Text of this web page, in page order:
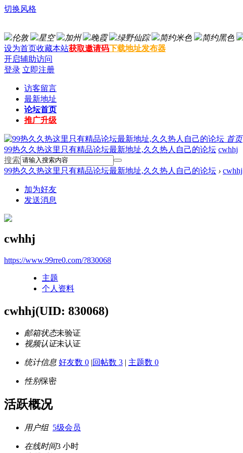
切换风格
伦敦 星空 加州 晚霞 绿野仙踪 简约米色 简约黑色
设为首页收藏本站获取邀请码下载地址发布器
开启辅助访问
登录 立即注册
访客留言
最新地址
论坛首页
推广升级
首页
99热久久热这里只有精品论坛最新地址,久久热人自己的论坛 cwhhj
搜索
99热久久热这里只有精品论坛最新地址,久久热人自己的论坛 › cwhhj
加为好友
发送消息
cwhhj
https://www.99rre0.com/?830068
主题
个人资料
cwhhj(UID: 830068)
邮箱状态未验证
视频认证未认证
统计信息 好友数 0 |回帖数 3 | 主题数 0
性别保密
活跃概况
用户组 5级会员
在线时间3 小时